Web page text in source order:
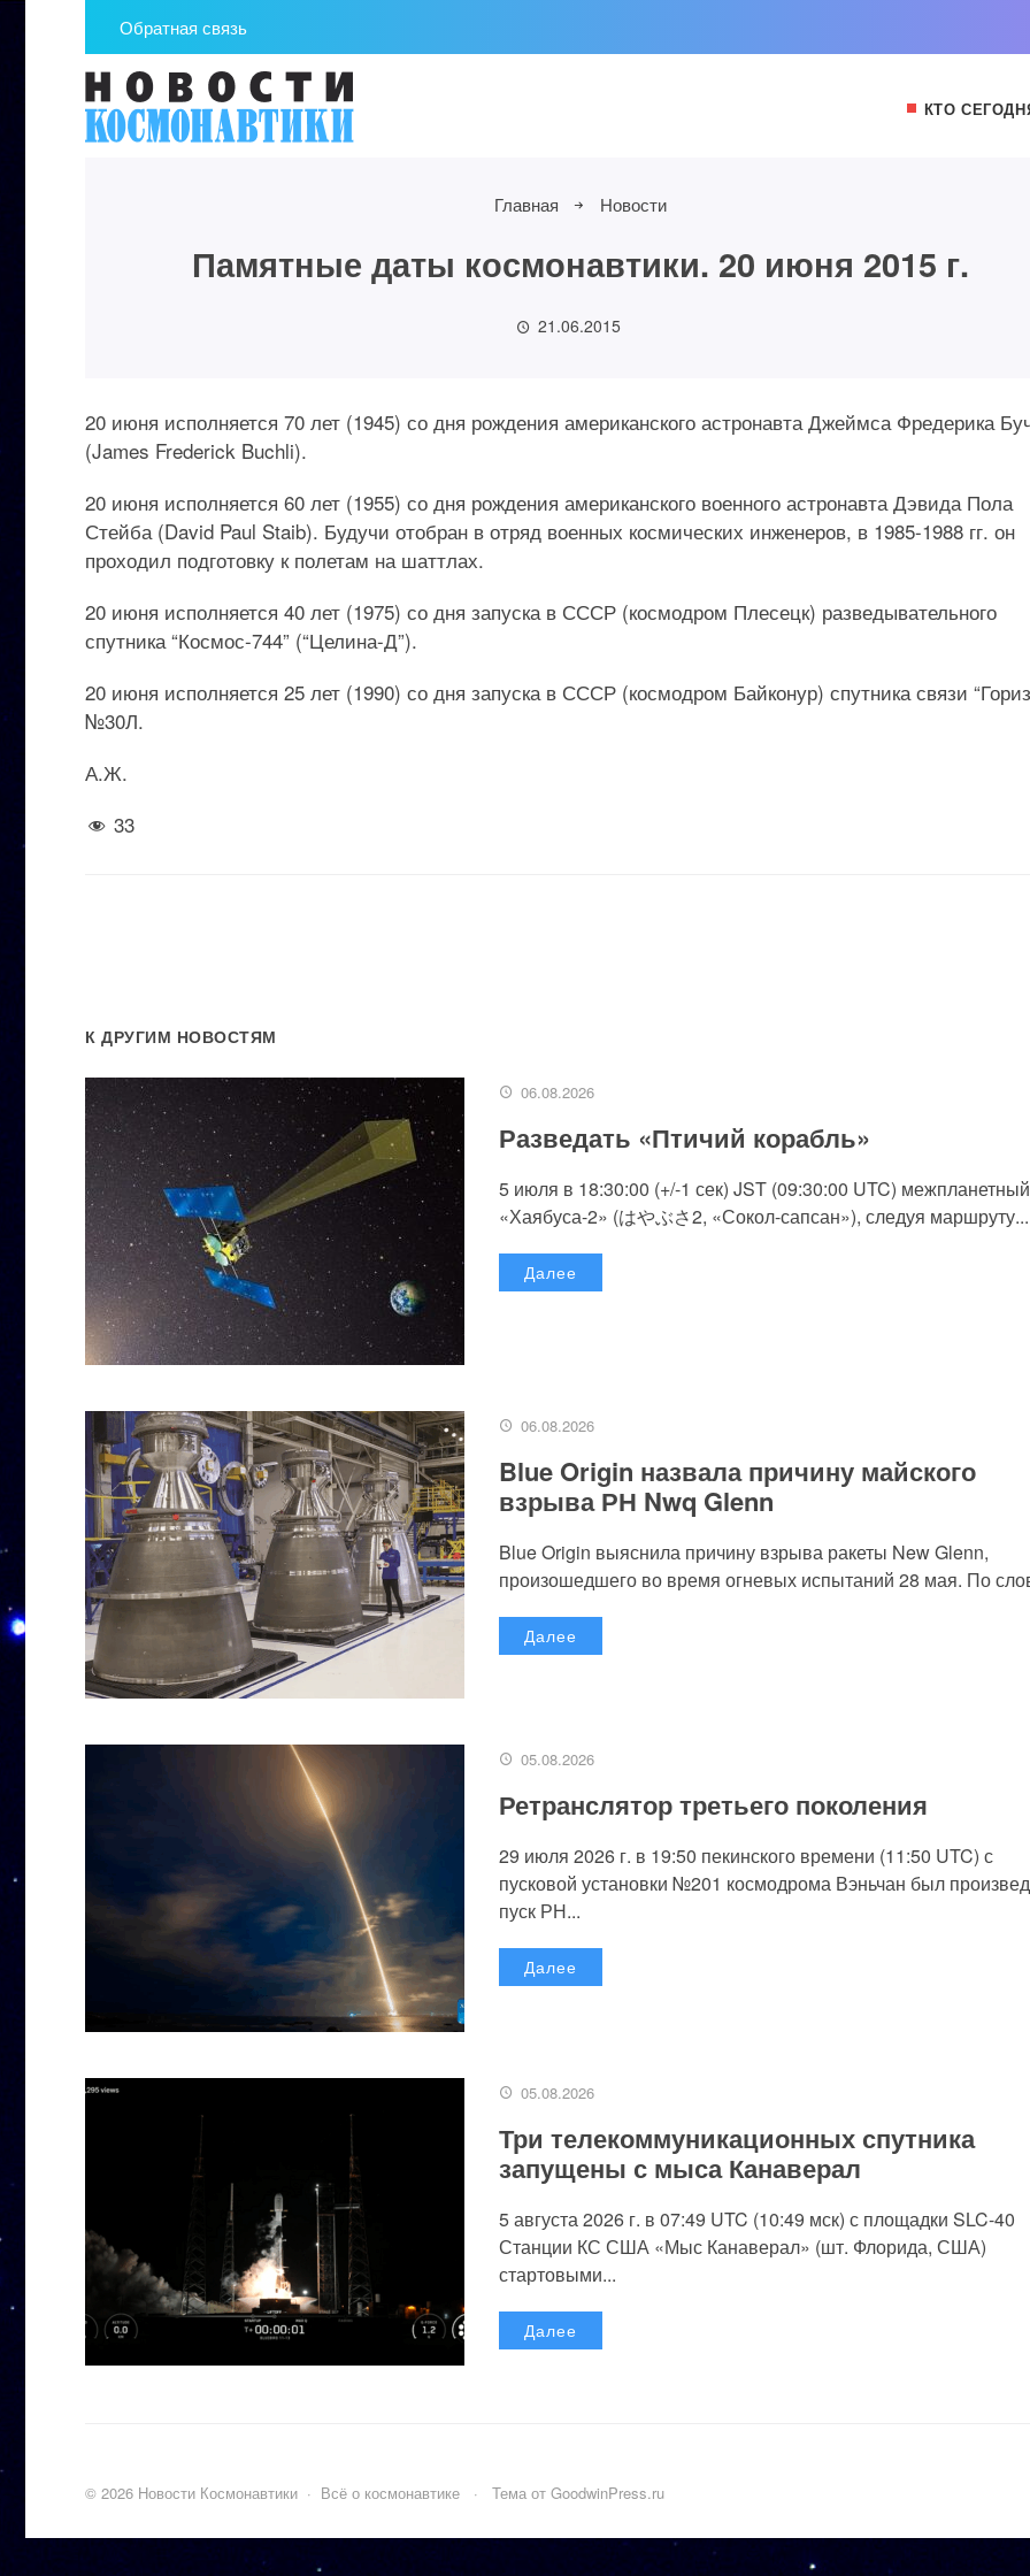
Обратная связь
КТО
Главная Новости
Памятные даты космонавтики. 20 июня 2015 г.
21.06.2015
20 июня исполняется 70 лет (1945) со дня рождения американского астронавта Джеймса Фредерика
(James Frederick Buchli).
20 июня исполняется 60 лет (1955) со дня рождения американского военного астронавта Дэвида Пола
Стейба (David Paul Staib). Будучи отобран в отряд военных космических инженеров, в 1985-1988 гг. он
проходил подготовку к полетам на шаттлах.
20 июня исполняется 40 лет (1975) со дня запуска в СССР (космодром Плесецк) разведывательного
спутника “Космос-744” (“Целина-Д”).
20 июня исполняется 25 лет (1990) со дня запуска в СССР (космодром Байконур) спутника связи
№30Л.
А.Ж.
33
К ДРУГИМ НОВОСТЯМ
06.08.2026
Разведать «Птичий корабль»
5 июля в 18:30:00 (+/-1 сек) JST (09:30:00 UTC)
«Хаябуса-2» (はやぶさ2, «Сокол-сапсан»), следуя маршруту...
Далее
06.08.2026
Blue Origin назвала причину майского
взрыва РН Nwq Glenn
Blue Origin выяснила причину взрыва ракеты New Glenn,
произошедшего во время огневых испытаний 28 мая. По
Далее
05.08.2026
Ретранслятор третьего поколения
29 июля 2026 г. в 19:50 пекинского времени (11:50 UTC) с
пусковой установки №201 космодрома Вэньчан был
пуск РН...
Далее
05.08.2026
Три телекоммуникационных спутника
запущены с мыса Канаверал
5 августа 2026 г. в 07:49 UTC (10:49 мск) с площадки SLC-40
Станции КС США «Мыс Канаверал» (шт. Флорида, США)
стартовыми...
Далее
© 2026 Новости Космонавтики · Всё о космонавтике · Тема от GoodwinPress.ru